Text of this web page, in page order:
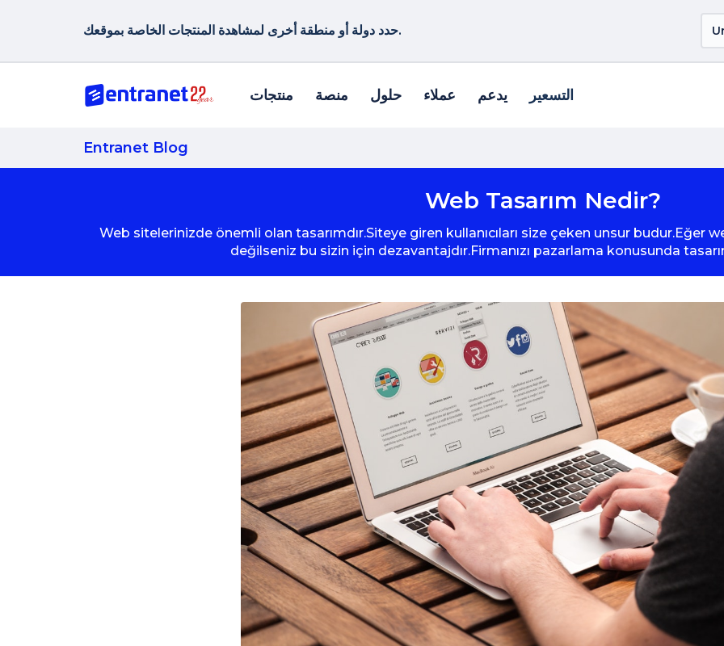
حدد دولة أو منطقة أخرى لمشاهدة المنتجات الخاصة بموقعك.
منتجات منصة حلول عملاء يدعم التسعير
Entranet Blog
Web Tasarım Nedir?
Web sitelerinizde önemli olan tasarımdır.Siteye giren kullanıcıları size çeken unsur budur.Eğer
değilseniz bu sizin için dezavantajdır.Firmanızı pazarlama konusunda